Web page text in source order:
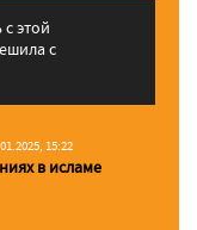
этой
с
15:22
в исламе